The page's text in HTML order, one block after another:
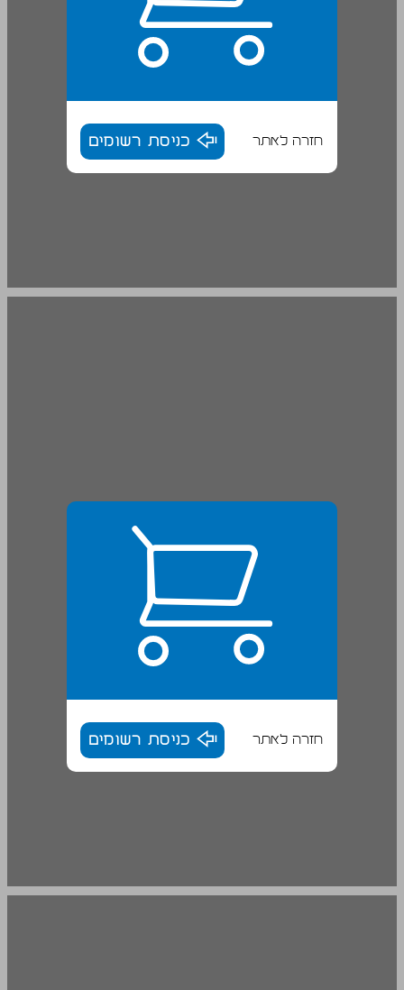
חזרה לאתר כניסת רשומים
חזרה לאתר כניסת רשומים
ילדות ... 19